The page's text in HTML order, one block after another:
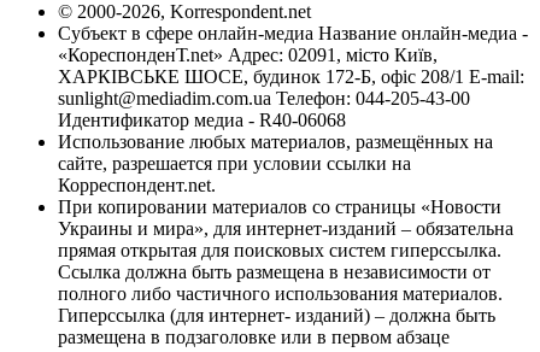
© 2000-2026, Korrespondent.net
Субъект в сфере онлайн-медиа Название онлайн-медиа -
«КореспонденТ.net» Адрес: 02091, місто Київ,
ХАРКІВСЬКЕ ШОСЕ, будинок 172-Б, офіс 208/1 E-mail:
sunlight@mediadim.com.ua Телефон: 044-205-43-00
Идентификатор медиа - R40-06068
Использование любых материалов, размещённых на
сайте, разрешается при условии ссылки на
Корреспондент.net.
При копировании материалов со страницы «Новости
Украины и мира», для интернет-изданий – обязательна
прямая открытая для поисковых систем гиперссылка.
Ссылка должна быть размещена в независимости от
полного либо частичного использования материалов.
Гиперссылка (для интернет- изданий) – должна быть
размещена в подзаголовке или в первом абзаце